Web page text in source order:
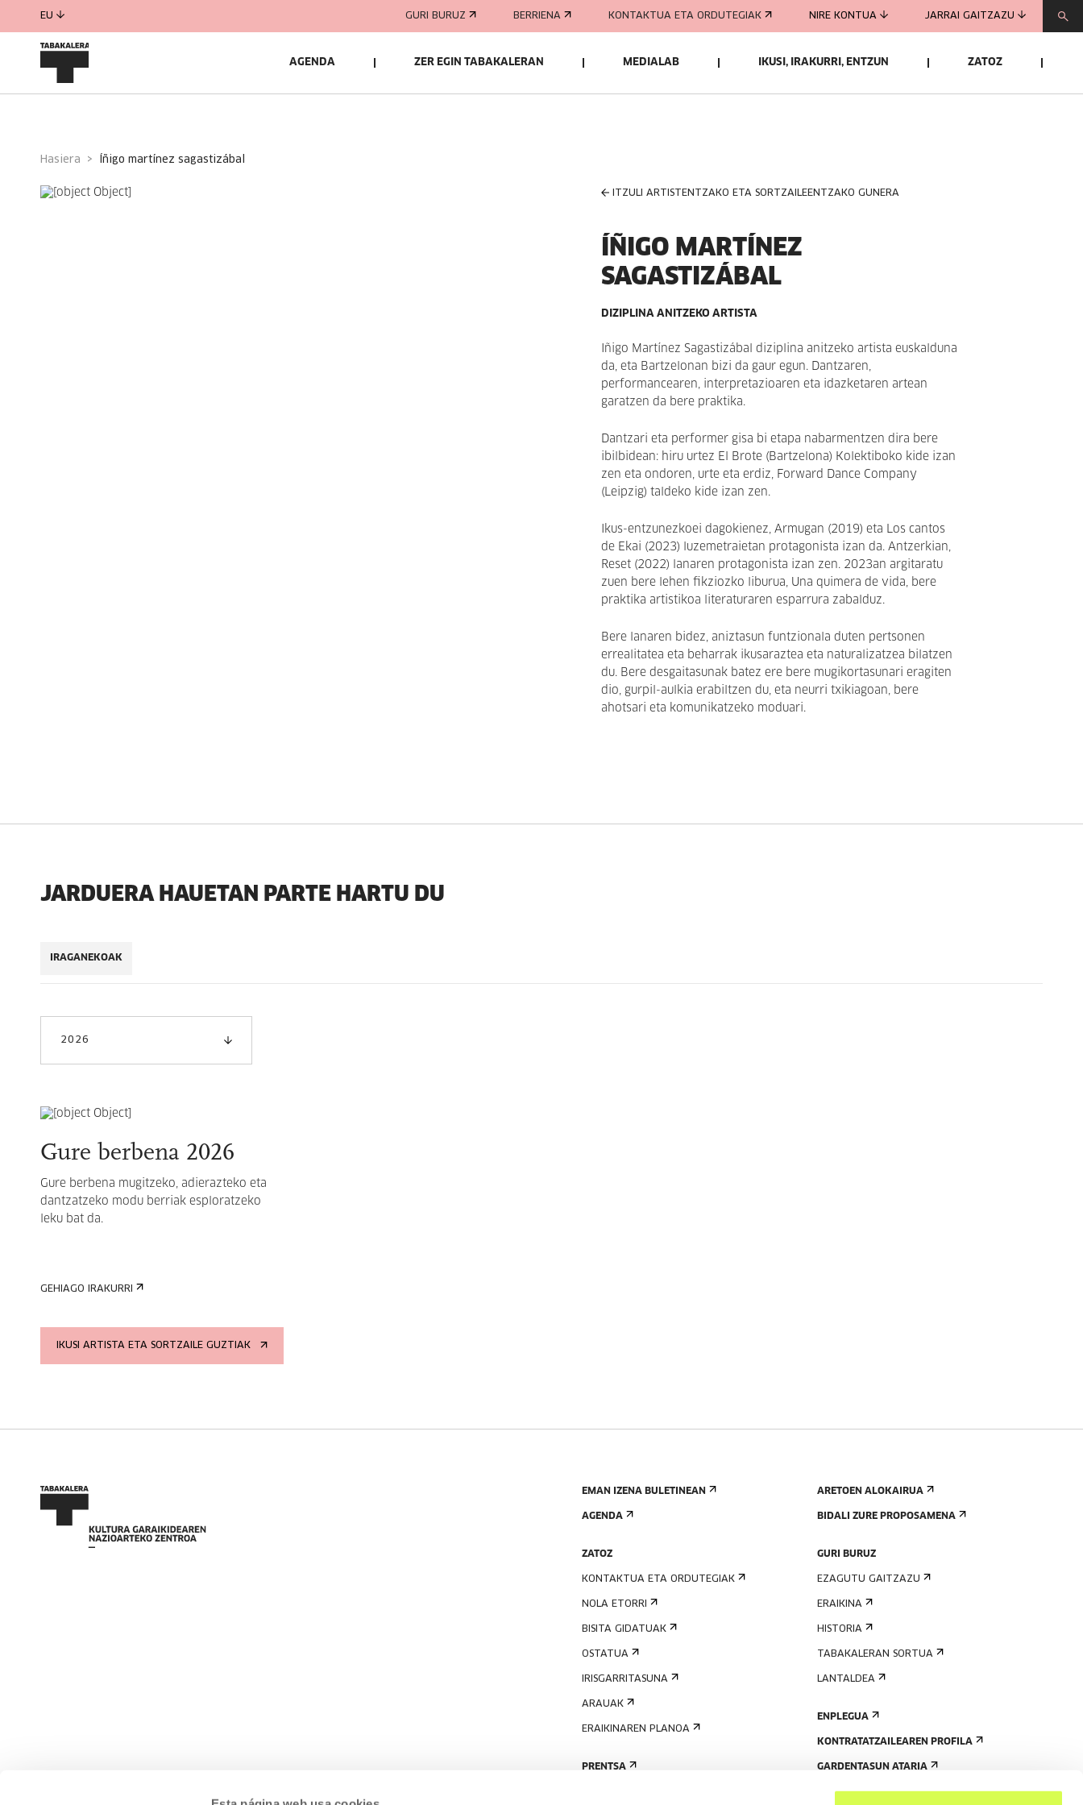
EU GURI BURUZ BERRIENA KONTAKTUA ETA ORDUTEGIAK NIRE KONTUA JARRAI GAITZAZU
AGENDA ZER EGIN TABAKALERAN MEDIALAB IKUSI, IRAKURRI, ENTZUN ZATOZ
Hasiera íñigo martínez sagastizábal
ITZULI ARTISTENTZAKO ETA SORTZAILEENTZAKO GUNERA
ÍÑIGO MARTÍNEZ
SAGASTIZÁBAL
DIZIPLINA ANITZEKO ARTISTA
Iñigo Martínez Sagastizábal diziplina anitzeko artista euskalduna
da, eta Bartzelonan bizi da gaur egun. Dantzaren,
performancearen, interpretazioaren eta idazketaren artean
garatzen da bere praktika.
Dantzari eta performer gisa bi etapa nabarmentzen dira bere
ibilbidean: hiru urtez El Brote (Bartzelona) Kolektiboko kide izan
zen eta ondoren, urte eta erdiz, Forward Dance Company
(Leipzig) taldeko kide izan zen.
Ikus-entzunezkoei dagokienez, Armugan (2019) eta Los cantos
de Ekai (2023) luzemetraietan protagonista izan da. Antzerkian,
Reset (2022) lanaren protagonista izan zen. 2023an argitaratu
zuen bere lehen fikziozko liburua, Una quimera de vida, bere
praktika artistikoa literaturaren esparrura zabalduz.
Bere lanaren bidez, aniztasun funtzionala duten pertsonen
errealitatea eta beharrak ikusaraztea eta naturalizatzea bilatzen
du. Bere desgaitasunak batez ere bere mugikortasunari eragiten
dio, gurpil-aulkia erabiltzen du, eta neurri txikiagoan, bere
ahotsari eta komunikatzeko moduari.
JARDUERA HAUETAN PARTE HARTU DU
IRAGANEKOAK
2026
Gure berbena 2026
Gure berbena mugitzeko, adierazteko eta
dantzatzeko modu berriak esploratzeko
leku bat da.
GEHIAGO IRAKURRI
IKUSI ARTISTA ETA SORTZAILE GUZTIAK
EMAN IZENA BULETINEAN
AGENDA
ZATOZ
KONTAKTUA ETA ORDUTEGIAK
NOLA ETORRI
BISITA GIDATUAK
OSTATUA
IRISGARRITASUNA
ARAUAK
ERAIKINAREN PLANOA
PRENTSA
ARETOEN ALOKAIRUA
BIDALI ZURE PROPOSAMENA
GURI BURUZ
EZAGUTU GAITZAZU
ERAIKINA
HISTORIA
TABAKALERAN SORTUA
LANTALDEA
ENPLEGUA
KONTRATATZAILEAREN PROFILA
GARDENTASUN ATARIA